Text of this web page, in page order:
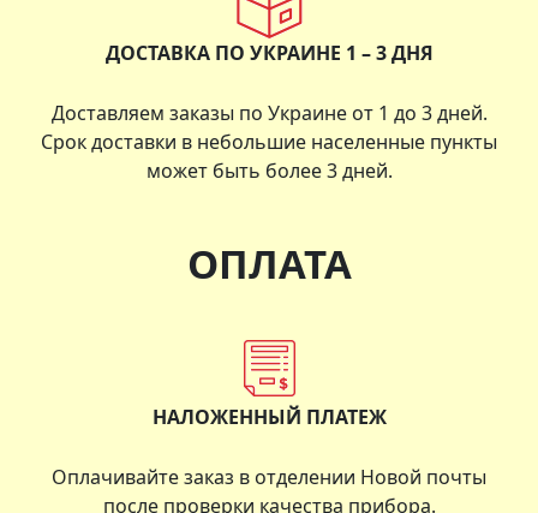
ДОСТАВКА ПО УКРАИНЕ 1 – 3 ДНЯ
Доставляем заказы по Украине от 1 до 3 дней.
Срок доставки в небольшие населенные пункты
может быть более 3 дней.
ОПЛАТА
НАЛОЖЕННЫЙ ПЛАТЕЖ
Оплачивайте заказ в отделении Новой почты
после проверки качества прибора.